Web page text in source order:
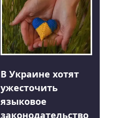
В Украине хотят
ужесточить
языковое
законодательство